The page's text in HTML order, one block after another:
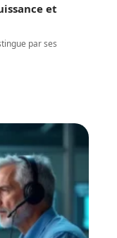
et
par ses